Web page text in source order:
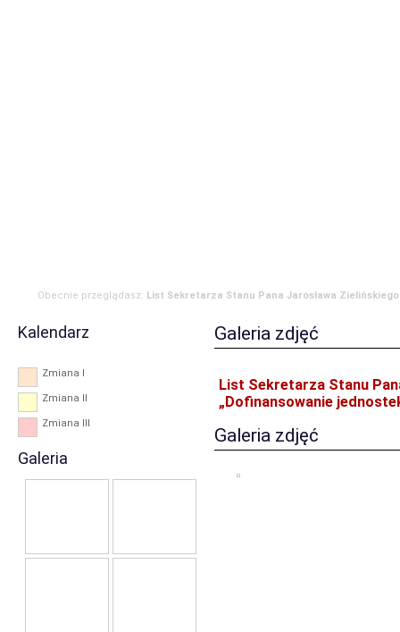
Obecnie przeglądasz: List Sekretarza Stanu Pana Jarosława
Kalendarz
Zmiana I
Zmiana II
Zmiana III
Galeria
Galeria zdjęć
List Sekretarza Stanu
„Dofinansowanie
Galeria zdjęć